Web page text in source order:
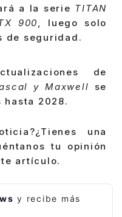
a la serie TITAN
900
, luego solo
de seguridad.
de
y Maxwell se
hasta 2028.
una
tu opinión
artículo.
y recibe más